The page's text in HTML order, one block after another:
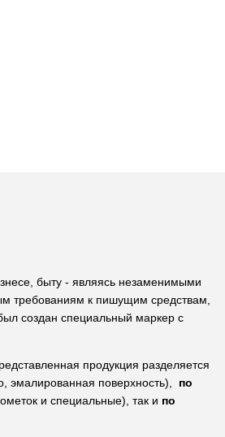
быту - являясь незаменимыми
требованиям к пишущим средствам,
создан специальный маркер с
продукция разделяется
эмалированная поверхность), по
и специальные), так и по